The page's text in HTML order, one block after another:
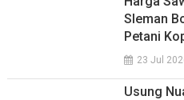
Sleman
Petani
23 Jul
Usung